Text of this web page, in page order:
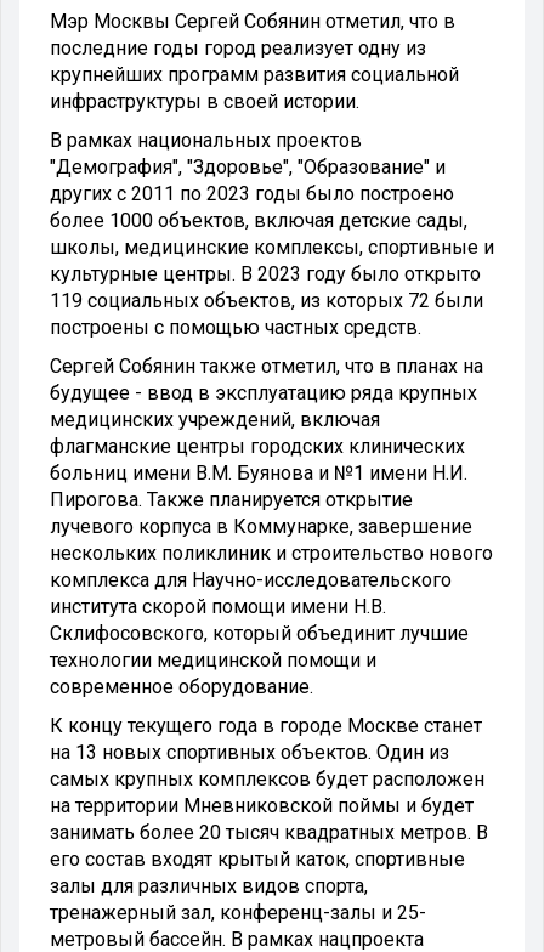
Мэр Москвы Сергей Собянин отметил, что в
последние годы город реализует одну из
крупнейших программ развития социальной
инфраструктуры в своей истории.
В рамках национальных проектов
"Демография", "Здоровье", "Образование" и
других с 2011 по 2023 годы было построено
более 1000 объектов, включая детские сады,
школы, медицинские комплексы, спортивные и
культурные центры. В 2023 году было открыто
119 социальных объектов, из которых 72 были
построены с помощью частных средств.
Сергей Собянин также отметил, что в планах на
будущее - ввод в эксплуатацию ряда крупных
медицинских учреждений, включая
флагманские центры городских клинических
больниц имени В.М. Буянова и №1 имени Н.И.
Пирогова. Также планируется открытие
лучевого корпуса в Коммунарке, завершение
нескольких поликлиник и строительство нового
комплекса для Научно-исследовательского
института скорой помощи имени Н.В.
Склифосовского, который объединит лучшие
технологии медицинской помощи и
современное оборудование.
К концу текущего года в городе Москве станет
на 13 новых спортивных объектов. Один из
самых крупных комплексов будет расположен
на территории Мневниковской поймы и будет
занимать более 20 тысяч квадратных метров. В
его состав входят крытый каток, спортивные
залы для различных видов спорта,
тренажерный зал, конференц-залы и 25-
метровый бассейн. В рамках нацпроекта